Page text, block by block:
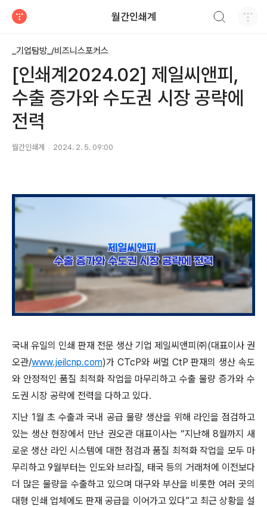
월간인쇄계
_기업탐방_/비즈니스포커스
[인쇄계2024.02] 제일씨앤피,
수출 증가와 수도권 시장 공략에
전력
월간인쇄계 2024. 2. 5. 09:00
국내 유일의 인쇄 판재 전문 생산 기업 제일씨앤피㈜(대표이사 권
오관/www.jeilcnp.com)가 CTcP와 써멀 CtP 판재의 생산 속도
와 안정적인 품질 최적화 작업을 마무리하고 수출 물량 증가와 수
도권 시장 공략에 전력을 다하고 있다.
지난 1월 초 수출과 국내 공급 물량 생산을 위해 라인을 점검하고
있는 생산 현장에서 만난 권오관 대표이사는 “지난해 8월까지 새
로운 생산 라인 시스템에 대한 점검과 품질 최적화 작업을 모두 마
무리하고 9월부터는 인도와 브라질, 태국 등의 거래처에 이전보다
더 많은 물량을 수출하고 있으며 대구와 부산을 비롯한 여러 곳의
대형 인쇄 업체에도 판재 공급을 이어가고 있다”고 최근 상황을 설